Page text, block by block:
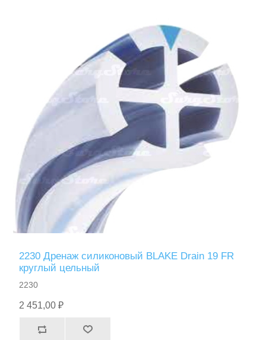
2230 Дренаж силиконовый BLAKE Drain 19 FR
круглый цельный
2230
2 451,00 ₽